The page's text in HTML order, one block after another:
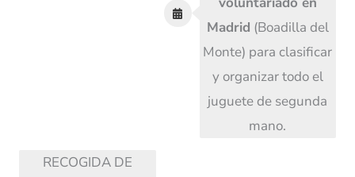
Madrid (Boadilla del
Monte) para clasificar
y organizar todo el
juguete de segunda
mano.
RECOGIDA DE